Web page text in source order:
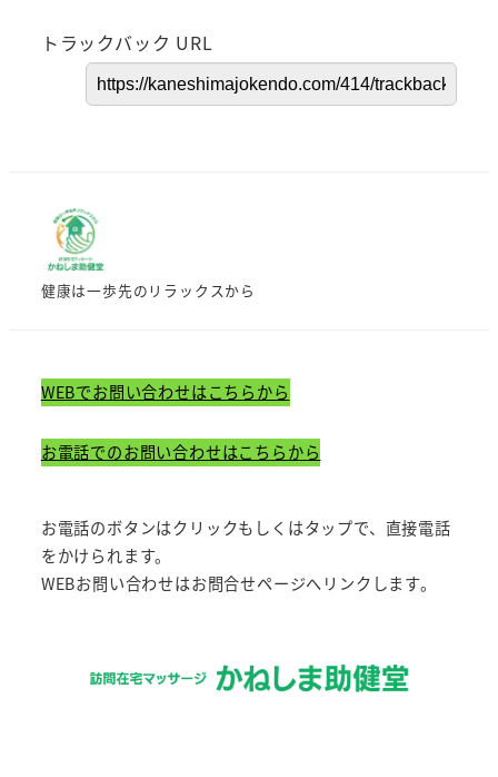
トラックバック URL
健康は一歩先のリラックスから
WEBでお問い合わせはこちらから
お電話でのお問い合わせはこちらから
お電話のボタンはクリックもしくはタップで、直接電話
をかけられます。
WEBお問い合わせはお問合せページへリンクします。